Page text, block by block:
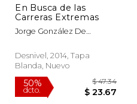
50%
En Busca de las
Carreras Extremas
Jorge González De
Desnivel, 2014, Tapa
Blanda, Nuevo